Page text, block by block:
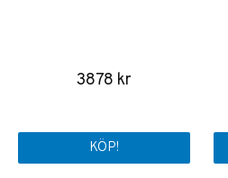
3878 kr
KÖP!